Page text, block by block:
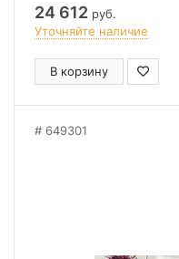
24 612 руб.
Уточняйте наличие
В корзину
649301